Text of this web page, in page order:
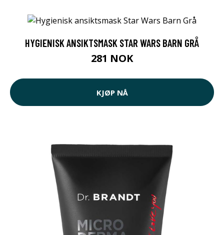
HYGIENISK ANSIKTSMASK STAR WARS BARN GRÅ
281 NOK
KJØP NÅ